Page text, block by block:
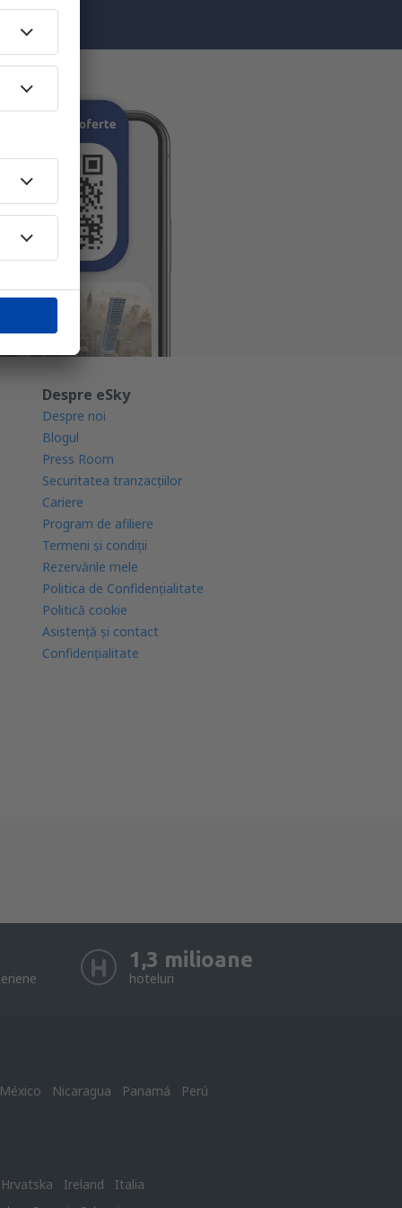
Despre eSky
Despre noi
Blogul
Press Room
Securitatea tranzacţiilor
Cariere
Program de afiliere
Termeni şi condiţii
Rezervările mele
Politica de Confidențialitate
Politică cookie
Asistenţă şi contact
Confidențialitate
1,3 milioane
hoteluri
México Nicaragua Panamá
Perú
Hrvatska Ireland
Italia